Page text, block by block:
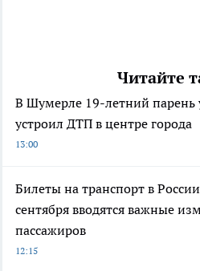
Читайте
В Шумерле 19-летний парень
устроил ДТП в центре города
13:00
Билеты на транспорт в
сентября вводятся важные
пассажиров
12:15